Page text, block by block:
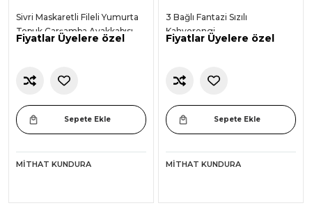
Sivri Maskaretli Fileli Yumurta
Topuk Çarşamba Ayakkabısı -
Siyah -
Fiyatlar Üyelere özel
Sepete Ekle
MITHAT KUNDURA
3 Bağlı Fantazi Sızılı
Kahverengi
Fiyatlar Üyelere özel
Sepete Ekle
MITHAT KUNDURA